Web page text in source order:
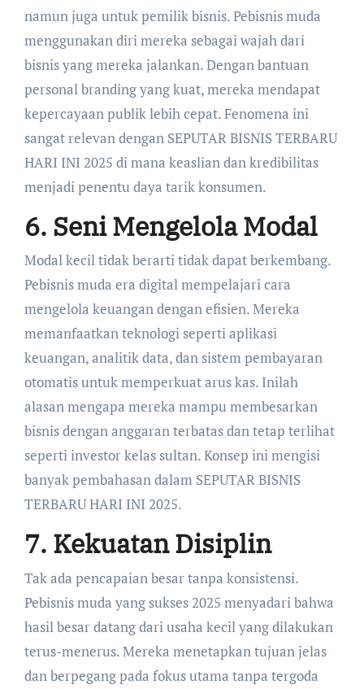
namun juga untuk pemilik bisnis. Pebisnis muda
menggunakan diri mereka sebagai wajah dari
bisnis yang mereka jalankan. Dengan bantuan
personal branding yang kuat, mereka mendapat
kepercayaan publik lebih cepat. Fenomena ini
sangat relevan dengan SEPUTAR BISNIS TERBARU
HARI INI 2025 di mana keaslian dan kredibilitas
menjadi penentu daya tarik konsumen.
6. Seni Mengelola Modal
Modal kecil tidak berarti tidak dapat berkembang.
Pebisnis muda era digital mempelajari cara
mengelola keuangan dengan efisien. Mereka
memanfaatkan teknologi seperti aplikasi
keuangan, analitik data, dan sistem pembayaran
otomatis untuk memperkuat arus kas. Inilah
alasan mengapa mereka mampu membesarkan
bisnis dengan anggaran terbatas dan tetap terlihat
seperti investor kelas sultan. Konsep ini mengisi
banyak pembahasan dalam SEPUTAR BISNIS
TERBARU HARI INI 2025.
7. Kekuatan Disiplin
Tak ada pencapaian besar tanpa konsistensi.
Pebisnis muda yang sukses 2025 menyadari bahwa
hasil besar datang dari usaha kecil yang dilakukan
terus-menerus. Mereka menetapkan tujuan jelas
dan berpegang pada fokus utama tanpa tergoda